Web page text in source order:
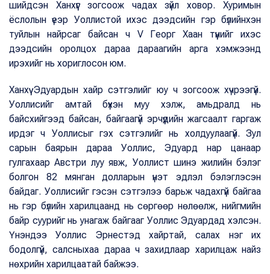
шийдсэн Ханхүүг зогсоож чадах зүйл ховор. Хуримын
ёслолын үеэр Уоллистой ихэс дээдсийн гэр бүлийнхэн
туйлын найрсаг байсан ч V Георг Хаан түүнийг ихэс
дээдсийн оролцох дараа дараагийн арга хэмжээнд
ирэхийг нь хориглосон юм.
Ханхүү Эдуардын хайр сэтгэлийг юу ч зогсоож хүчрээгүй.
Уоллисийг амтай бүхэн муу хэлж, амьдралд нь
байсхийгээд байсан, байгаагүй эрчүүдийн жагсаалт гаргаж
ирдэг ч Уоллисыг гэх сэтгэлийг нь холдуулаагүй. Зул
сарын баярын дараа Уоллис, Эдуард нар цанаар
гулгахаар Австри луу явж, Уоллист шинэ жилийн бэлэг
болгон 82 мянган долларын үнэт эдлэл бэлэглэсэн
байдаг. Уоллисийг гэсэн сэтгэлээ барьж чадахгүй байгаа
нь гэр бүлийн харилцаанд нь сөргөөр нөлөөлж, нийгмийн
байр суурийг нь унагаж байгааг Уоллис Эдуардад хэлсэн.
Үнэндээ Уоллис Эрнестэд хайртай, салах нэг их
бодолгүй, салсныхаа дараа ч захидлаар харилцаж найз
нөхрийн харилцаатай байжээ.